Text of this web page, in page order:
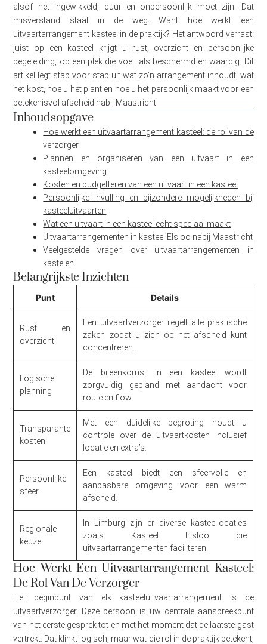
alsof het ingewikkeld, duur en onpersoonlijk moet zijn. Dat
misverstand staat in de weg. Want hoe werkt een
uitvaartarrangement kasteel in de praktijk? Het antwoord verrast:
juist op een kasteel krijgt u rust, overzicht en persoonlijke
begeleiding, op een plek die voelt als beschermd en waardig. Dit
artikel legt stap voor stap uit wat zo’n arrangement inhoudt, wat
het kost, hoe u het plant en hoe u het persoonlijk maakt voor een
betekenisvol afscheid nabij Maastricht.
Inhoudsopgave
Hoe werkt een uitvaartarrangement kasteel: de rol van de
verzorger
Plannen en organiseren van een uitvaart in een
kasteelomgeving
Kosten en budgetteren van een uitvaart in een kasteel
Persoonlijke invulling en bijzondere mogelijkheden bij
kasteeluitvaarten
Wat een uitvaart in een kasteel echt speciaal maakt
Uitvaartarrangementen in kasteel Elsloo nabij Maastricht
Veelgestelde vragen over uitvaartarrangementen in
kastelen
Belangrijkste Inzichten
Punt Details
Rust en
overzicht
Een uitvaartverzorger regelt alle praktische
zaken zodat u zich op het afscheid kunt
concentreren.
Logische
planning
De bijeenkomst in een kasteel wordt
zorgvuldig gepland met aandacht voor
route en flow.
Transparante
kosten
Met een duidelijke begroting houdt u
controle over de uitvaartkosten inclusief
locatie en extra’s.
Persoonlijke
sfeer
Een kasteel biedt een sfeervolle en
aanpasbare omgeving voor een warm
afscheid.
Regionale
keuze
In Limburg zijn er diverse kasteellocaties
zoals Kasteel Elsloo die
uitvaartarrangementen faciliteren.
Hoe Werkt Een Uitvaartarrangement Kasteel:
De Rol Van De Verzorger
Het beginpunt van elk kasteeluitvaartarrangement is de
uitvaartverzorger. Deze persoon is uw centrale aanspreekpunt
van het eerste gesprek tot en met het moment dat de laatste gast
vertrekt. Dat klinkt logisch, maar wat die rol in de praktijk betekent,